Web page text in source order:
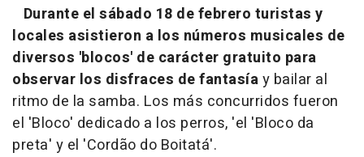
Durante el sábado 18 de febrero turistas y
locales asistieron a los números musicales de
diversos 'blocos' de carácter gratuito para
observar los disfraces de fantasíay bailar al
ritmo de la samba. Los más concurridos fueron
el 'Bloco' dedicado a los perros, 'el 'Bloco da
preta' y el 'Cordão do Boitatá'.